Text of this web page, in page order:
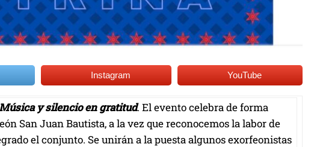
Instagram YouTube
y silencio en gratitud. El evento celebra de forma
San Juan Bautista, a la vez que reconocemos la labor de
el conjunto. Se unirán a la puesta algunos exorfeonistas